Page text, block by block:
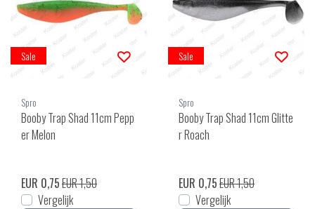
Sale
Spro
Booby Trap Shad 11cm Pepp
er Melon
EUR 0,75EUR 1,50
Vergelijk
Sale
Spro
Booby Trap Shad 11cm Glitte
r Roach
EUR 0,75EUR 1,50
Vergelijk